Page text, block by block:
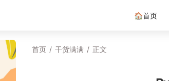
🏠首页
首页 / 干货满满 / 正文